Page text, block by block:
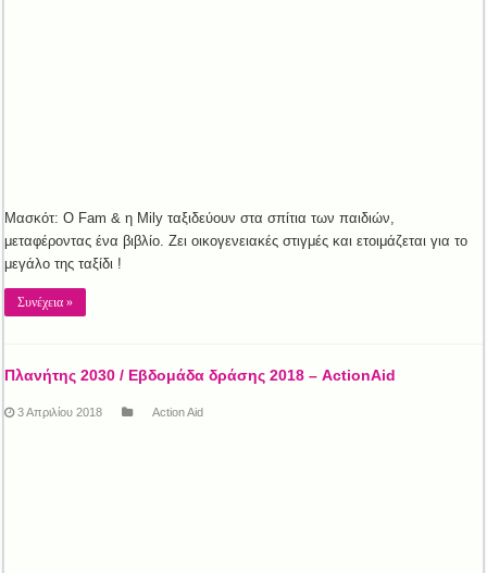
Μασκότ: Ο Fam & η Mily ταξιδεύουν στα σπίτια των παιδιών,
μεταφέροντας ένα βιβλίο. Ζει οικογενειακές στιγμές και ετοιμάζεται για το
μεγάλο της ταξίδι !
Συνέχεια »
Πλανήτης 2030 / Εβδομάδα δράσης 2018 – ActionAid
3 Απριλίου 2018 Action Aid